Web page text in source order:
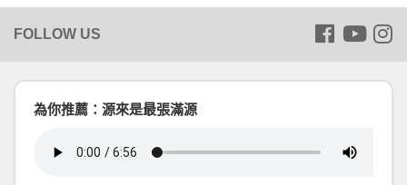
為你推薦：源來是最張滿源